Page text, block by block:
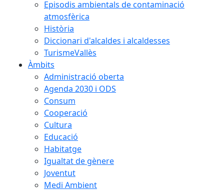
Episodis ambientals de contaminació
atmosfèrica
Història
Diccionari d'alcaldes i alcaldesses
TurismeVallès
Àmbits
Administració oberta
Agenda 2030 i ODS
Consum
Cooperació
Cultura
Educació
Habitatge
Igualtat de gènere
Joventut
Medi Ambient